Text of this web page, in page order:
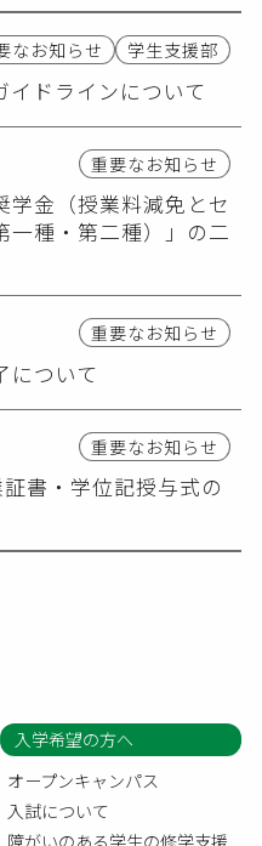
なお知らせ 学生支援部
ドラインについて
重要なお知らせ
学金（授業料減免とセ
一種・第二種）」の二
重要なお知らせ
について
重要なお知らせ
書・学位記授与式の
入学希望の方へ
オープンキャンパス
入試について